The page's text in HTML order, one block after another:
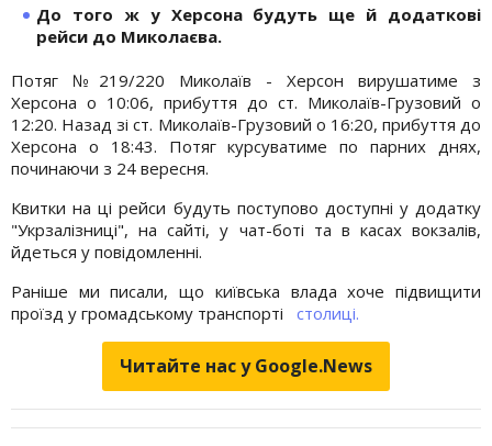
До того ж у Херсона будуть ще й додаткові
рейси до Миколаєва.
Потяг №219/220 Миколаїв - Херсон вирушатиме з
Херсона о 10:06, прибуття до ст. Миколаїв-Грузовий о
12:20. Назад зі ст. Миколаїв-Грузовий о 16:20, прибуття до
Херсона о 18:43. Потяг курсуватиме по парних днях,
починаючи з 24 вересня.
Квитки на ці рейси будуть поступово доступні у додатку
"Укрзалізниці", на сайті, у чат-боті та в касах вокзалів,
йдеться у повідомленні.
Раніше ми писали, що київська влада хоче підвищити
проїзд у громадському транспорті
столиці.
Читайте нас у Google.News